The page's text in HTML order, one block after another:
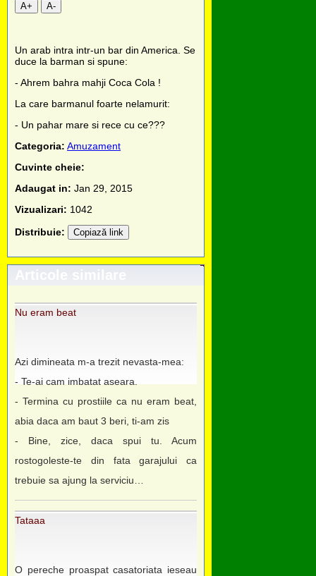
A+ A-
Un arab intra intr-un bar din America. Se
duce la barman si spune:
- Ahrem bahra mahji Coca Cola !
La care barmanul foarte nelamurit:
- Un pahar mare si rece cu ce???
Categoria: Amuzament
Cuvinte cheie:
Adaugat in: Jan 29, 2015
Vizualizari: 1042
Distribuie:
Copiază link
Articole similare
Nu eram beat
Azi dimineata m-a trezit nevasta-mea:
- Te-ai cam imbatat aseara.
- Termina cu prostiile ca nu eram beat,
abia daca am baut 3 beri, ti-am zis
- Bine, zice, daca spui tu. Acum
rostogoleste-te din fata garajului ca
trebuie sa ajung la serviciu…
Tataaa
O pereche proaspat casatoriata ieseau